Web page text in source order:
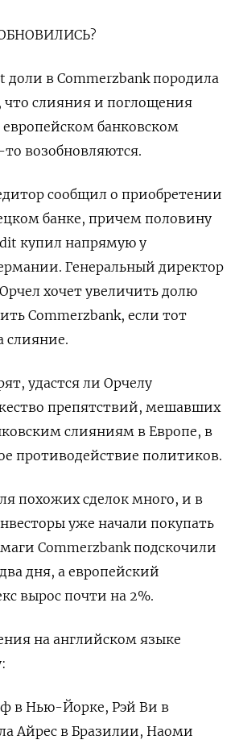
доли в Commerzbank породила
что слияния и поглощения
европейском банковском
возобновляются.
сообщил о приобретении
банке, причем половину
купил напрямую у
Генеральный директор
хочет увеличить долю
Commerzbank, если тот
слияние.
удастся ли Орчелу
препятствий, мешавших
слияниям в Европе, в
противодействие политиков.
похожих сделок много, и в
уже начали покупать
Commerzbank подскочили
дня, а европейский
вырос почти на 2%.
на английском языке
в Нью-Йорке, Рэй Ви в
Айрес в Бразилии, Наоми